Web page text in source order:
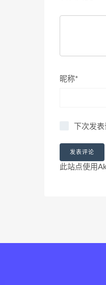
昵称*
下次发
此站点使用